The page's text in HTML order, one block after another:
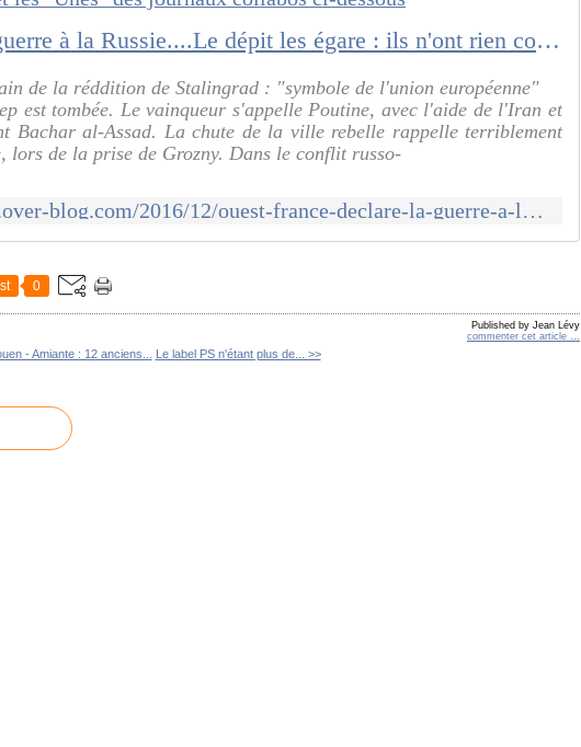
"Ouest-France" déclare la guerre à la Russie....Le dépit les égare : ils n'ont rien compris du nouveau rapport de force mondial (Regardez sur "canempechepasnicolas" le film de France 2 "Poutine : le nouvel empire", et les "Unes" des journaux collabos ci-dessous
de la réddition de Stalingrad : "symbole de l'union européenne"
est tombée. Le vainqueur s'appelle Poutine, avec l'aide de l'Iran et
Bachar al-Assad. La chute de la ville rebelle rappelle terriblement
lors de la prise de Grozny. Dans le conflit russo-
http://canempechepasnicolas.over-blog.com/2016/12/ouest-france-declare-la-guerre-a-la-russie.le-depit-les-egare-ils-n-ont-rien-compris-du-nouveau-rapport-de-force-mondial-regardez-su
0
Published by Jean Lévy
commenter cet article …
- Amiante : 12 anciens... Le label PS n'étant plus de... >>